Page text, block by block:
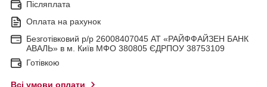
Післяплата
Оплата на рахунок
Безготівковий р/р 26008407045 АТ «РАЙФФАЙЗЕН БАНК
АВАЛЬ» в м. Київ МФО 380805 ЄДРПОУ 38753109
Готівкою
Всі умови оплати